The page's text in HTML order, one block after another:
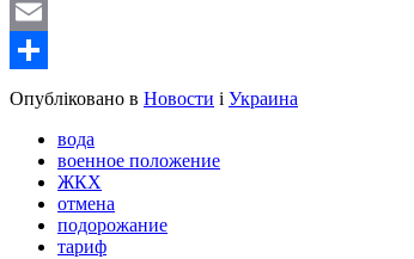
WordPress
Email
Share
Опубліковано в Новости і Украина
вода
военное положение
ЖКХ
отмена
подорожание
тариф